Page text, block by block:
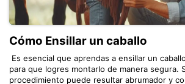
Cómo Ensillar un caballo
Es esencial que aprendas a ensillar un
para que logres montarlo de manera segura.
procedimiento puede resultar abrumador y